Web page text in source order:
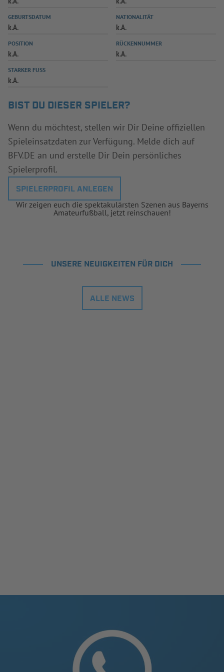
SPIELPLUS
GEBURTSDATUM
k.A.
NATIONALITÄT
k.A.
POSITION
k.A.
RÜCKENNUMMER
k.A.
STARKER FUSS
k.A.
BIST DU DIESER SPIELER?
Wenn du möchtest, stellen wir Dir Deine offiziellen
Spieleinsatzdaten zur Verfügung. Melde dich auf
BFV.DE an und erstelle Dir Dein persönliches
Spielerprofil.
SPIELERPROFIL ANLEGEN
Wir zeigen euch die spektakulärsten Szenen aus Bayerns
Amateurfußball, jetzt reinschauen!
UNSERE NEUIGKEITEN FÜR DICH
ALLE NEWS